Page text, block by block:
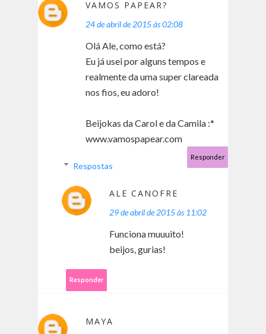
VAMOS PAPEAR?
24 de abril de 2015 às 02:08
Olá Ale, como está?
Eu já usei por alguns tempos e
realmente da uma super clareada
nos fios, eu adoro!
Beijokas da Carol e da Camila :*
www.vamospapear.com
Responder
Respostas
ALE CANOFRE
29 de abril de 2015 às 11:02
Funciona muuuito!
beijos, gurias!
Responder
MAYA